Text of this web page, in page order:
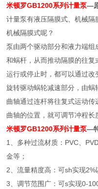
米顿罗GB1200系列计量泵—
计量泵有液压隔膜式、机械
机械隔膜式呢？
泵由两个驱动部分和液力端
和蜗杆，从而推动隔膜的往
运行或停止时，都可以通过
旋转驱动蜗轮减速部分，由
曲轴通过连杆将往复式运动
曲轴的位置，就可调节冲程长
米顿罗GB1200系列计量泵—
1、多种过流材质：PVC、
金等；
2、流量精度高：可sh实现2%
3、调节范围广：可s实现0-